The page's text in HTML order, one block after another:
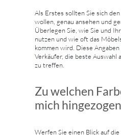
Als Erstes sollten Sie sich
wollen, genau ansehen und
Überlegen Sie, wie Sie und
nutzen und wie oft das
kommen wird. Diese
Verkäufer, die beste Auswahl
zu treffen.
Zu welchen
mich
Werfen Sie einen Blick auf